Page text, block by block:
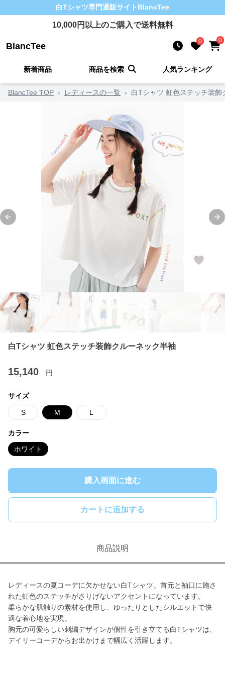
白Tシャツ専門通販サイト BlancTee
10,000円以上のご購入で送料無料
BlancTee 0 0
新着商品 商品を検索 人気ランキング
BlancTee TOP › レディースの一覧 › 白Tシャツ 虹色ステッチ装飾
Previous slide
白Tシャツ 虹色ステッチ装飾クルーネック半袖
15,140 円
サイズ
S M L
カラー
ホワイト
購入画面に進む
カートに追加する
商品説明
レディースの夏コーデに欠かせない白Tシャツ。首元と袖口に施さ
れた虹色のステッチがさりげないアクセントになっています。
柔らかな肌触りの素材を使用し、ゆったりとしたシルエットで快
適な着心地を実現。
胸元の可愛らしい刺繍デザインが個性を引き立てる白Tシャツは、
デイリーコーデからお出かけまで幅広く活躍します。